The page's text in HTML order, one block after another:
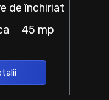
de închiriat
45 mp